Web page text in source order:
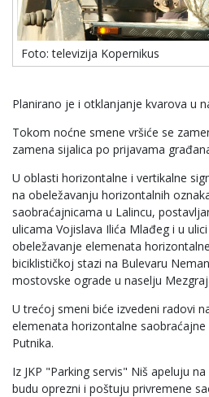
Foto: televizija Kopernikus
Planirano je i otklanjanje kvarova u
Tokom noćne smene vršiće se
zamena sijalica po prijavama
U oblasti horizontalne i vertikalne
na obeležavanju horizontalnih
saobraćajnicama u Lalincu,
ulicama Vojislava Ilića Mlađeg i u
obeležavanje elemenata
biciklističkoj stazi na Bulevaru
mostovske ograde u naselju
U trećoj smeni biće izvedeni radovi
elemenata horizontalne saobraćajne
Putnika.
Iz JKP "Parking servis" Niš apeluju
budu oprezni i poštuju privremene